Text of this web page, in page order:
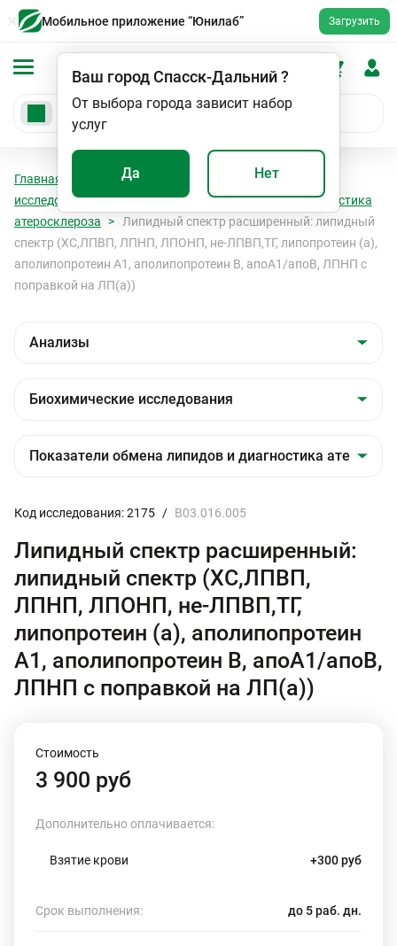
Мобильное приложение “Юнилаб” Загрузить
Ваш городСпасск-Дальний?
От выбора города зависит набор
услуг
Да Нет
Главная Анализы
Биохимические
исследования
Показатели обмена липидов и диагностика
атеросклероза
Липидный спектр расширенный: липидный
спектр (ХС,ЛПВП, ЛПНП, ЛПОНП, не-ЛПВП,ТГ, липопротеин (a),
аполипопротеин А1, аполипопротеин В, апоА1/апоВ, ЛПНП с
поправкой на ЛП(а))
Код исследования: 2175 / B03.016.005
Липидный спектр расширенный:
липидный спектр (ХС,ЛПВП,
ЛПНП, ЛПОНП, не-ЛПВП,ТГ,
липопротеин (a), аполипопротеин
А1, аполипопротеин В, апоА1/апоВ,
ЛПНП с поправкой на ЛП(а))
Стоимость
3 900 руб
Дополнительно оплачивается:
Взятие крови +300 руб
Срок выполнения: до 5 раб. дн.